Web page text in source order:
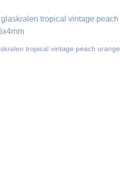
tropical vintage peach orange